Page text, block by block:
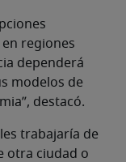
regiones
dependerá
modelos de
destacó.
trabajaría de
otra ciudad o